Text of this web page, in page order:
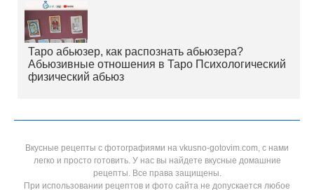
Таро абьюзер, как распознать абьюзера?
Абьюзивные отношения в Таро Психологический
физический абьюз
Вкусные рецепты с фотографиями на vkusno-gotovim.com, с нами
легко и просто готовить. У нас вы найдете вкусные домашние
рецепты. Все права защищены.
При использовании рецептов и фото сайта не допускается любое